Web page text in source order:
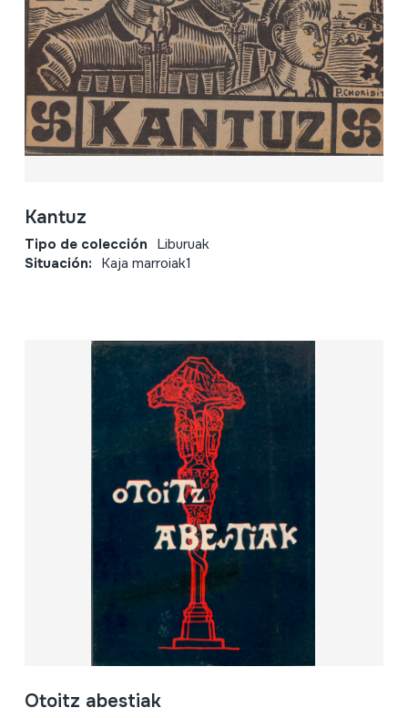
Kantuz
Tipo de colección Liburuak
Situación: Kaja marroiak1
Otoitz abestiak